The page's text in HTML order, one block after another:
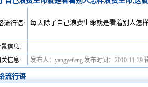
流行语: 每天除了自己浪费生命就是看着别人怎
信息:
信息:
发布人：yangyefeng 发布时间：2010-11-29
流行语